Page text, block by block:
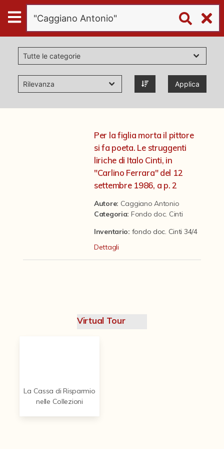
Digital
Humanities
Donazioni
Pubblicazioni
Il progetto Digital Humanities
Applica
Per la figlia morta il pittore
si fa poeta. Le struggenti
liriche di Italo Cinti, in
"Carlino Ferrara" del 12
settembre 1986, a p. 2
Autore: Caggiano Antonio
Categoria: Fondo doc. Cinti
Inventario: fondo doc. Cinti 34/4
Dettagli
Virtual Tour
La Cassa di Risparmio
nelle Collezioni